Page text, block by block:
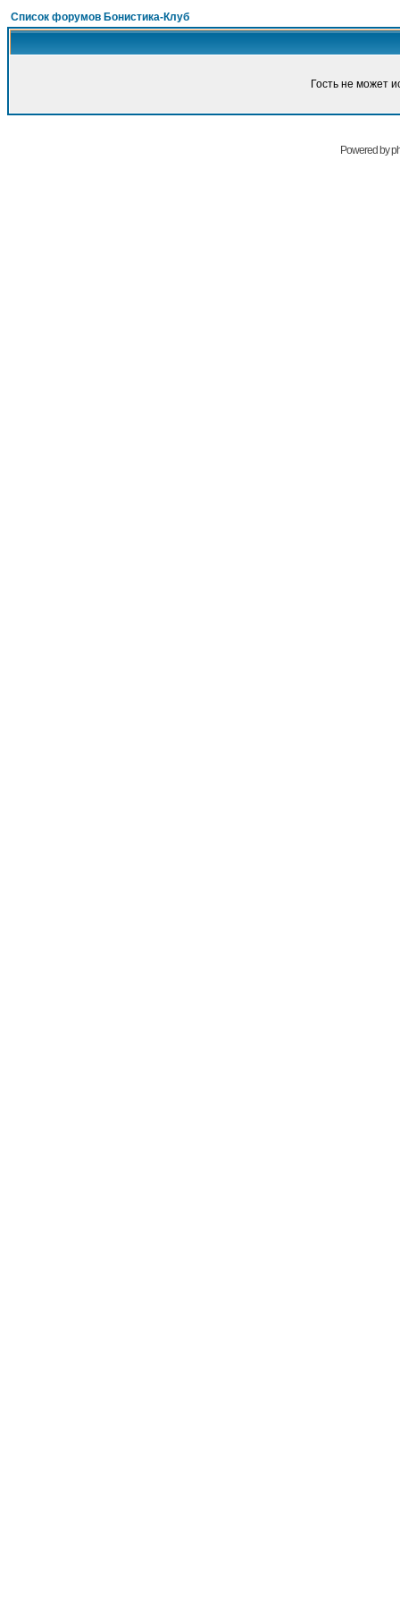
Список форумов Бонистика-Клуб
Гость не может
Powered by